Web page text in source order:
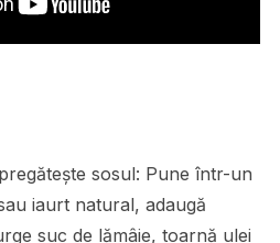
sosul: Pune într-un
iaurt natural, adaugă
suc de lămâie, toarnă ulei